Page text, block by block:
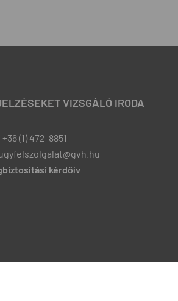
VIZSGÁLÓ IRODA
(1) 472-8851
kérdőív